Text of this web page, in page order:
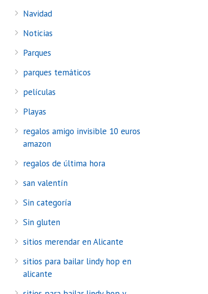
Navidad
Noticias
Parques
parques temáticos
películas
Playas
regalos amigo invisible 10 euros
amazon
regalos de última hora
san valentín
Sin categoría
Sin gluten
sitios merendar en Alicante
sitios para bailar lindy hop en
alicante